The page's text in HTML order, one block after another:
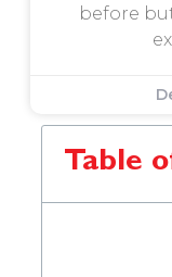
before
Table